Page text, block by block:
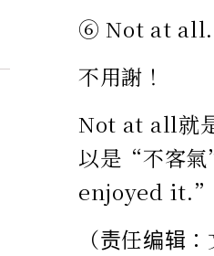
⑥ Not at all.
不用謝！
Not at all就
以是“不客
enjoyed it.”
（责任编辑：